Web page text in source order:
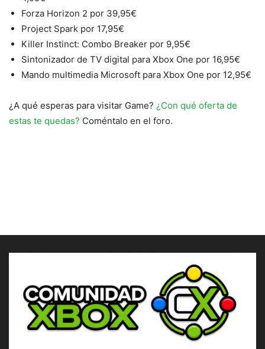
Forza Horizon 2 por 39,95€
Project Spark por 17,95€
Killer Instinct: Combo Breaker por 9,95€
Sintonizador de TV digital para Xbox One por 16,95€
Mando multimedia Microsoft para Xbox One por 12,95€
¿A qué esperas para visitar Game? ¿Con qué oferta de
estas te quedas? Coméntalo en el foro.